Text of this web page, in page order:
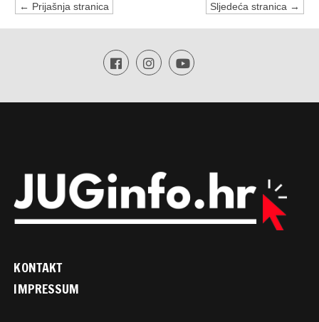
← Prijašnja stranica Sljedeća stranica →
KONTAKT
IMPRESSUM